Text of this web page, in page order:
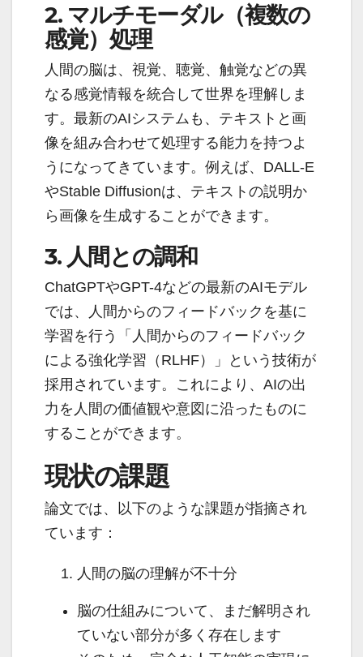
2. マルチモーダル（複数の
感覚）処理
人間の脳は、視覚、聴覚、触覚などの異
なる感覚情報を統合して世界を理解しま
す。最新のAIシステムも、テキストと画
像を組み合わせて処理する能力を持つよ
うになってきています。例えば、DALL-E
やStable Diffusionは、テキストの説明か
ら画像を生成することができます。
3. 人間との調和
ChatGPTやGPT-4などの最新のAIモデル
では、人間からのフィードバックを基に
学習を行う「人間からのフィードバック
による強化学習（RLHF）」という技術が
採用されています。これにより、AIの出
力を人間の価値観や意図に沿ったものに
することができます。
現状の課題
論文では、以下のような課題が指摘され
ています：
人間の脳の理解が不十分
脳の仕組みについて、まだ解明され
ていない部分が多く存在します